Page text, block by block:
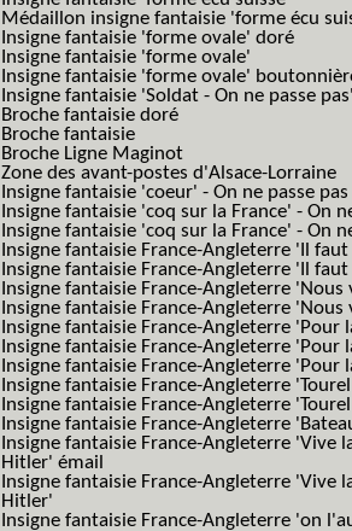
Médaillon insigne fantaisie 'forme écu
Insigne fantaisie 'forme ovale' doré
Insigne fantaisie 'forme ovale'
Insigne fantaisie 'forme ovale'
Insigne fantaisie 'Soldat - On ne passe
Broche fantaisie doré
Broche fantaisie
Broche Ligne Maginot
Zone des avant-postes d'Alsace-Lorraine
Insigne fantaisie 'coeur' - On ne passe pas
Insigne fantaisie 'coq sur la France' - On
Insigne fantaisie 'coq sur la France' - On
Insigne fantaisie France-Angleterre 'Il
Insigne fantaisie France-Angleterre 'Il
Insigne fantaisie France-Angleterre
Insigne fantaisie France-Angleterre
Insigne fantaisie France-Angleterre 'Pour
Insigne fantaisie France-Angleterre 'Pour
Insigne fantaisie France-Angleterre 'Pour
Insigne fantaisie France-Angleterre
Insigne fantaisie France-Angleterre
Insigne fantaisie France-Angleterre
Insigne fantaisie France-Angleterre
Hitler' émail
Insigne fantaisie France-Angleterre
Hitler'
Insigne fantaisie France-Angleterre 'on